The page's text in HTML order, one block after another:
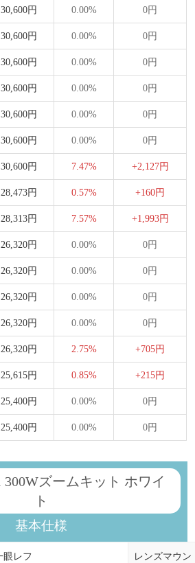
30,600円 0.00% 0円
30,600円 0.00% 0円
30,600円 0.00% 0円
30,600円 0.00% 0円
30,600円 0.00% 0円
30,600円 0.00% 0円
30,600円 7.47% +2,127円
28,473円 0.57% +160円
28,313円 7.57% +1,993円
26,320円 0.00% 0円
26,320円 0.00% 0円
26,320円 0.00% 0円
26,320円 0.00% 0円
26,320円 2.75% +705円
25,615円 0.85% +215円
25,400円 0.00% 0円
25,400円 0.00% 0円
300Wズームキット ホワイ
ト
基本仕様
眼レフ レンズマウン